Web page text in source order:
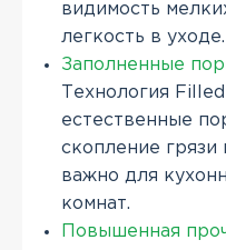
видимость
легкость в уходе.
Заполненные
Технология
естественные
скопление грязи
важно для
комнат.
Повышенная